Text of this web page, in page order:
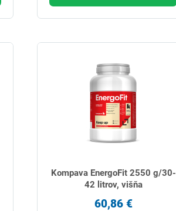
Kompava EnergoFit 2550 g/30-
42 litrov, višňa
60,86 €